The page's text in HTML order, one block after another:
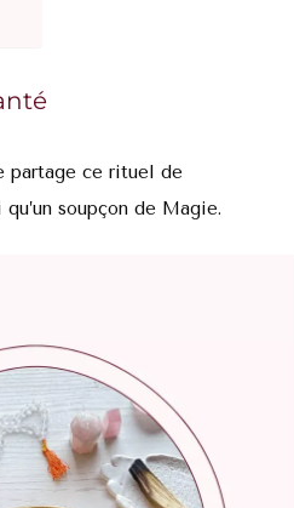
partage ce rituel de
soupçon de Magie.